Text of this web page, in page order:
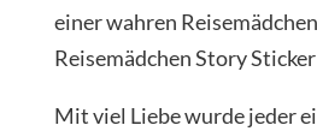
einer wahren
Reisemädchen Story
Mit viel Liebe wurde jeder